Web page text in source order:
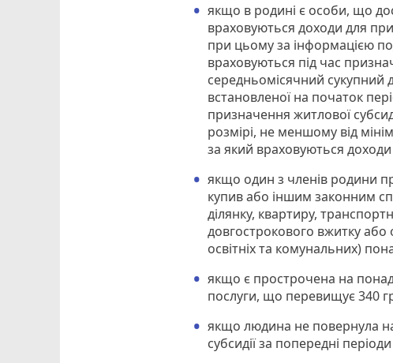
якщо в родині є особи, що
враховуються доходи для
при цьому за інформацією
враховуються під час
середньомісячний сукупний
встановленої на початок
призначення житлової
розмірі, не меншому від
за який враховуються
якщо один з членів родини
купив або іншим законним
ділянку, квартиру,
довгострокового вжитку або
освітніх та комунальних)
якщо є прострочена на
послуги, що перевищує 340
якщо людина не повернула
субсидії за попередні